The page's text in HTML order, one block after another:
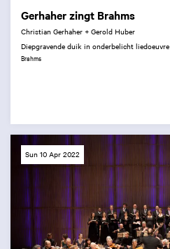
Gerhaher zingt Brahms
Christian Gerhaher + Gerold Huber
Diepgravende duik in onderbelicht liedoeuvre
Brahms
Sun 10 Apr 2022